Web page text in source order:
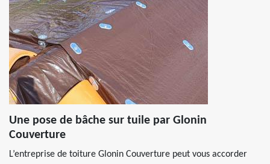
Une pose de bâche sur tuile par Glonin
Couverture
L’entreprise de toiture Glonin Couverture peut vous accorder